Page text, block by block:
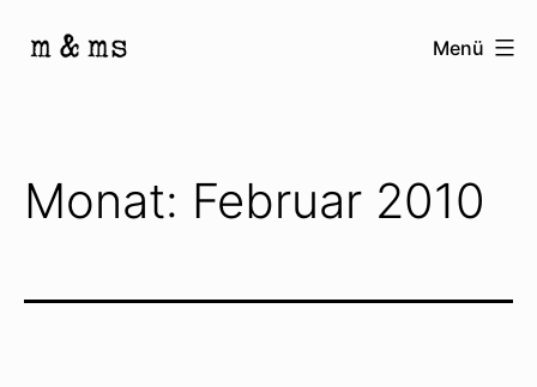
Inhalt
&
Menü
Monat: Februar 2010